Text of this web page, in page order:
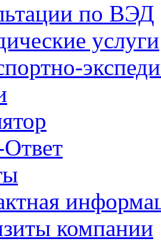
по ВЭД
услуги
компании